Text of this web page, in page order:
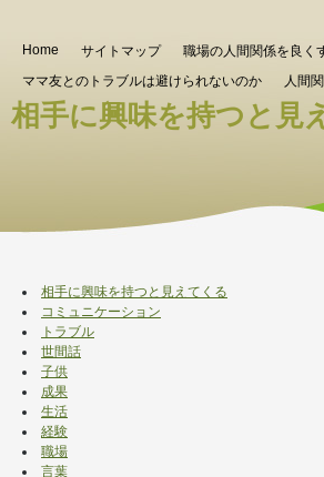
Home サイトマップ 職場の人間関係を良く
ママ友とのトラブルは避けられないのか
人間
相手に興味を持つと見
相手に興味を持つと見えてくる
コミュニケーション
トラブル
世間話
子供
成果
生活
経験
職場
言葉